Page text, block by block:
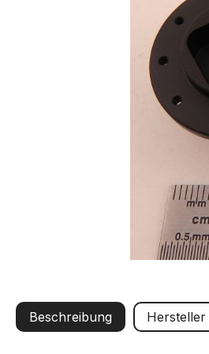
Beschreibung Hersteller